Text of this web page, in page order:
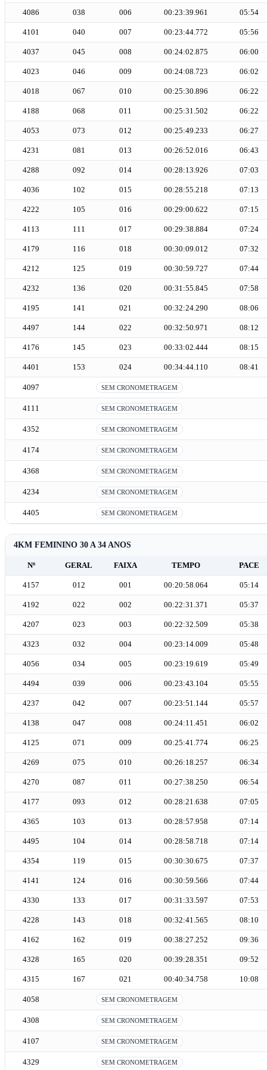
4086 038 006 00:23:39.961 05:54
4101 040 007 00:23:44.772 05:56
4037 045 008 00:24:02.875 06:00
4023 046 009 00:24:08.723 06:02
4018 067 010 00:25:30.896 06:22
4188 068 011 00:25:31.502 06:22
4053 073 012 00:25:49.233 06:27
4231 081 013 00:26:52.016 06:43
4288 092 014 00:28:13.926 07:03
4036 102 015 00:28:55.218 07:13
4222 105 016 00:29:00.622 07:15
4113 111 017 00:29:38.884 07:24
4179 116 018 00:30:09.012 07:32
4212 125 019 00:30:59.727 07:44
4232 136 020 00:31:55.845 07:58
4195 141 021 00:32:24.290 08:06
4497 144 022 00:32:50.971 08:12
4176 145 023 00:33:02.444 08:15
4401 153 024 00:34:44.110 08:41
4097 SEM CRONOMETRAGEM
4111 SEM CRONOMETRAGEM
4352 SEM CRONOMETRAGEM
4174 SEM CRONOMETRAGEM
4368 SEM CRONOMETRAGEM
4234 SEM CRONOMETRAGEM
4405 SEM CRONOMETRAGEM
4KM FEMININO 30 A 34 ANOS
Nº GERAL FAIXA TEMPO PACE
4157 012 001 00:20:58.064 05:14
4192 022 002 00:22:31.371 05:37
4207 023 003 00:22:32.509 05:38
4323 032 004 00:23:14.009 05:48
4056 034 005 00:23:19.619 05:49
4494 039 006 00:23:43.104 05:55
4237 042 007 00:23:51.144 05:57
4138 047 008 00:24:11.451 06:02
4125 071 009 00:25:41.774 06:25
4269 075 010 00:26:18.257 06:34
4270 087 011 00:27:38.250 06:54
4177 093 012 00:28:21.638 07:05
4365 103 013 00:28:57.958 07:14
4495 104 014 00:28:58.718 07:14
4354 119 015 00:30:30.675 07:37
4141 124 016 00:30:59.566 07:44
4330 133 017 00:31:33.597 07:53
4228 143 018 00:32:41.565 08:10
4162 162 019 00:38:27.252 09:36
4328 165 020 00:39:28.351 09:52
4315 167 021 00:40:34.758 10:08
4058 SEM CRONOMETRAGEM
4308 SEM CRONOMETRAGEM
4107 SEM CRONOMETRAGEM
4329 SEM CRONOMETRAGEM